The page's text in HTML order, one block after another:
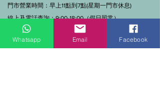
門市營業時間：早上11點到7點(星期一門市休息)
線上及電話查詢：9:00-18:00（假日照常）。
Whatsapp Email Facebook